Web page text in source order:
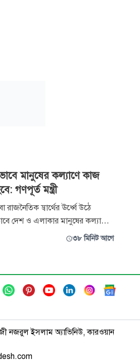
মানুষের কল্যাণে কাজ
গণপূর্ত মন্ত্রী
রাজনৈতিক স্বার্থের ঊর্ধ্বে উঠে
দেশ ও এলাকার মানুষের কল্যাণে
আহ্বান জানিয়েছেন গৃহায়ন ও গণপূর্ত
কার্যকরী পরিষদের দায়িত্ব
ও বার্ষিক সাধারণ
৩৮ মিনিট আগে
নজরুল ইসলাম অ্যাভিনিউ, কারওয়ান